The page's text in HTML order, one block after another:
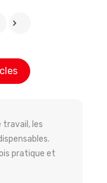

travail, les
pratique et